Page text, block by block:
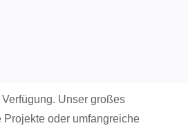
Unser großes
oder umfangreiche